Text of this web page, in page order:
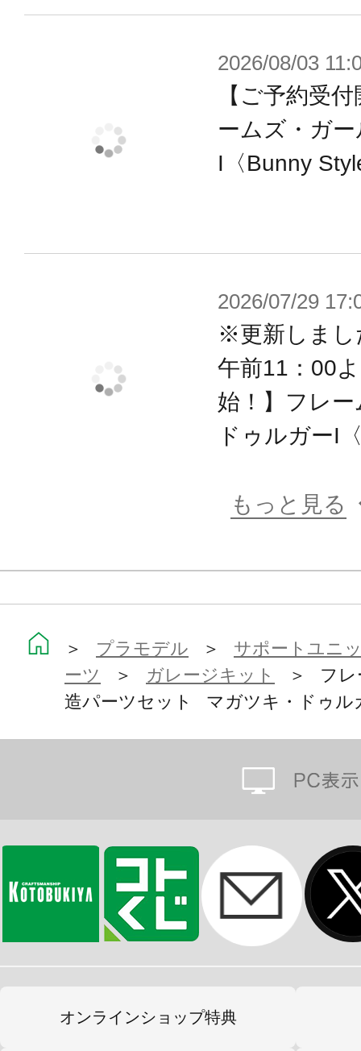
2026/08/03
【ご予約受
ームズ・ガ
I〈Bunny
2026/07/29
※更新しま
午前11：00
始！】フレ
ドゥルガーI
もっと見る
＞ プラモデル ＞ サポートユニ
ーツ
＞ ガレージキット
＞ フレ
造パーツセット マガツキ・ドゥ
オンラインショップ特典